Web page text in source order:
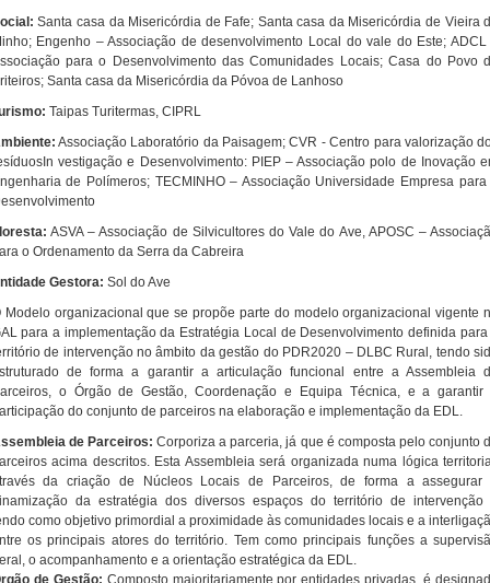
Santa casa da Misericórdia de Fafe; Santa casa da Misericórdia de Vieira
Engenho – Associação de desenvolvimento Local do vale do Este; ADCL
para o Desenvolvimento das Comunidades Locais; Casa do Povo
Santa casa da Misericórdia da Póvoa de Lanhoso
Taipas Turitermas, CIPRL
Associação Laboratório da Paisagem; CVR - Centro para valorização
vestigação e Desenvolvimento: PIEP – Associação polo de Inovação
de Polímeros; TECMINHO – Associação Universidade Empresa para
ASVA – Associação de Silvicultores do Vale do Ave, APOSC –
o Ordenamento da Serra da Cabreira
Gestora: Sol do Ave
Modelo organizacional que se propõe parte do modelo organizacional vigente
para a implementação da Estratégia Local de Desenvolvimento definida para
de intervenção no âmbito da gestão do PDR2020 – DLBC Rural, tendo
de forma a garantir a articulação funcional entre a Assembleia
o Órgão de Gestão, Coordenação e Equipa Técnica, e a garantir
do conjunto de parceiros na elaboração e implementação da EDL.
de Parceiros: Corporiza a parceria, já que é composta pelo conjunto
acima descritos. Esta Assembleia será organizada numa lógica
da criação de Núcleos Locais de Parceiros, de forma a assegurar
da estratégia dos diversos espaços do território de intervenção
como objetivo primordial a proximidade às comunidades locais e a
os principais atores do território. Tem como principais funções a
o acompanhamento e a orientação estratégica da EDL.
de Gestão: Composto maioritariamente por entidades privadas, é